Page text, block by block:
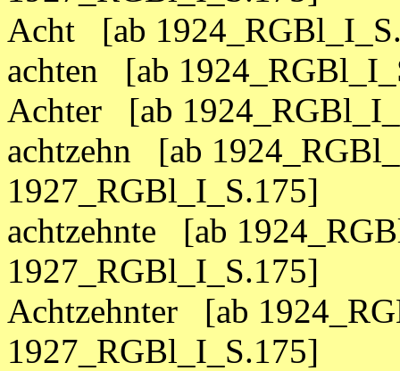
Acht [ab
achten [ab
Achter [ab
achtzehn [ab
1927_RGBl_I_S.175]
achtzehnte [ab
1927_RGBl_I_S.175]
Achtzehnter [ab
1927_RGBl_I_S.175]